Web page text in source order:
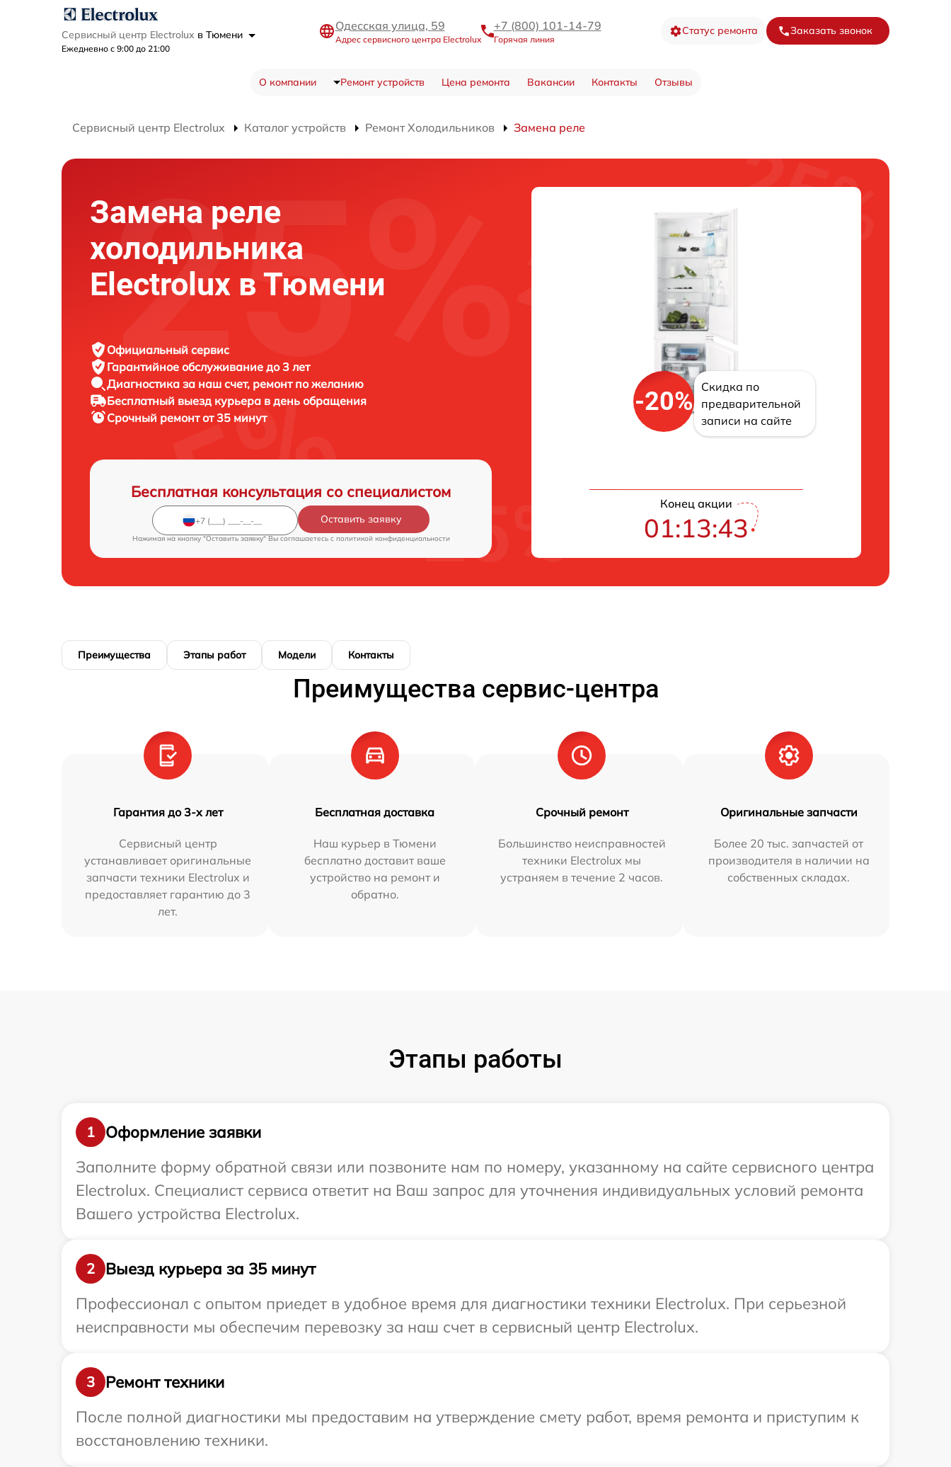
Сервисный центр Electrolux в Тюмени
Ежедневно с 9:00 до 21:00
Одесская улица, 59
Адрес сервисного центра Electrolux
+7 (800) 101-14-79
Горячая линия
Статус ремонта Заказать звонок
О компании Ремонт устройств Цена ремонта Вакансии Контакты Отзывы
Сервисный центр Electrolux Каталог устройств Ремонт Холодильников Замена реле
Замена реле
холодильника
Electrolux в Тюмени
Официальный сервис
Гарантийное обслуживание до 3 лет
Диагностика за наш счет, ремонт по желанию
Бесплатный выезд курьера в день обращения
Срочный ремонтот 35 минут
Бесплатная консультация со специалистом
Оставить заявку
Нажимая на кнопку "Оставить заявку" Вы соглашаетесь c политикой конфиденциальности
-20%
Скидка по
предварительной
записи на сайте
Конец акции
01:13:42
Преимущества Этапы работ Модели Контакты
Преимущества сервис-центра
Гарантия до 3-х лет
Сервисный центр
устанавливает оригинальные
запчасти техники Electrolux и
предоставляет гарантию до 3
лет.
Бесплатная доставка
Наш курьер в Тюмени
бесплатно доставит ваше
устройство на ремонт и
обратно.
Срочный ремонт
Большинство неисправностей
техники Electrolux мы
устраняем в течение 2 часов.
Оригинальные запчасти
Более 20 тыс. запчастей от
производителя в наличии на
собственных складах.
Этапы работы
1
Оформление заявки
Заполните форму обратной связи или позвоните нам по номеру, указанному на сайте сервисного центра
Electrolux. Специалист сервиса ответит на Ваш запрос для уточнения индивидуальных условий ремонта
Вашего устройства Electrolux.
2
Выезд курьера за 35 минут
Профессионал с опытом приедет в удобное время для диагностики техники Electrolux. При серьезной
неисправности мы обеспечим перевозку за наш счет в сервисный центр Electrolux.
3
Ремонт техники
После полной диагностики мы предоставим на утверждение смету работ, время ремонта и приступим к
восстановлению техники.